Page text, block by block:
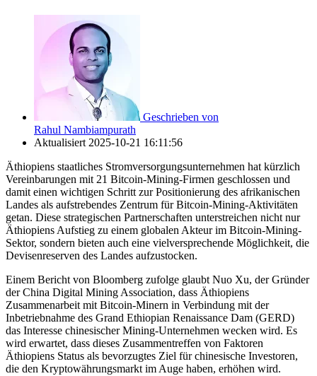
Geschrieben von
Rahul Nambiampurath
Aktualisiert 2025-10-21 16:11:56
Äthiopiens staatliches Stromversorgungsunternehmen hat kürzlich
Vereinbarungen mit 21 Bitcoin-Mining-Firmen geschlossen und
damit einen wichtigen Schritt zur Positionierung des afrikanischen
Landes als aufstrebendes Zentrum für Bitcoin-Mining-Aktivitäten
getan. Diese strategischen Partnerschaften unterstreichen nicht nur
Äthiopiens Aufstieg zu einem globalen Akteur im Bitcoin-Mining-
Sektor, sondern bieten auch eine vielversprechende Möglichkeit, die
Devisenreserven des Landes aufzustocken.
Einem Bericht von Bloomberg zufolge glaubt Nuo Xu, der Gründer
der China Digital Mining Association, dass Äthiopiens
Zusammenarbeit mit Bitcoin-Minern in Verbindung mit der
Inbetriebnahme des Grand Ethiopian Renaissance Dam (GERD)
das Interesse chinesischer Mining-Unternehmen wecken wird. Es
wird erwartet, dass dieses Zusammentreffen von Faktoren
Äthiopiens Status als bevorzugtes Ziel für chinesische Investoren,
die den Kryptowährungsmarkt im Auge haben, erhöhen wird.